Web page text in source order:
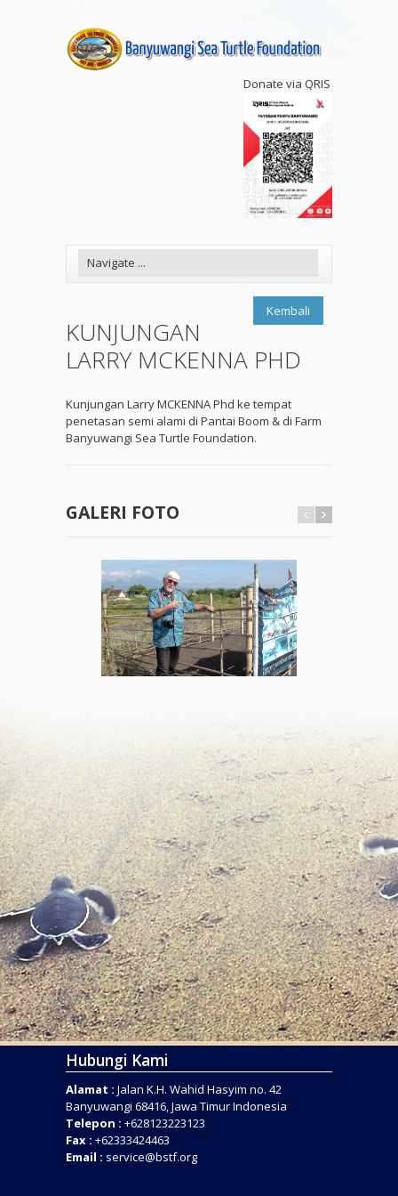
Donate via QRIS
Kembali
KUNJUNGAN
LARRY MCKENNA PHD
Kunjungan Larry MCKENNA Phd ke tempat
penetasan semi alami di Pantai Boom & di Farm
Banyuwangi Sea Turtle Foundation.
GALERI FOTO
Hubungi Kami
Alamat : Jalan K.H. Wahid Hasyim no. 42
Banyuwangi 68416, Jawa Timur Indonesia
Telepon : +628123223123
Fax : +62333424463
Email : service@bstf.org